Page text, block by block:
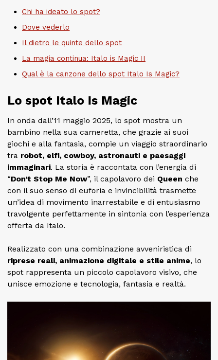
Chi ha ideato lo spot?
Dove vederlo
Il dietro le quinte dello spot
La magia continua: Italo is Magic II
Qual è la canzone dello spot Italo Is Magic?
Lo spot Italo Is Magic
In onda dall’11 maggio 2025, lo spot mostra un
bambino nella sua cameretta, che grazie ai suoi
giochi e alla fantasia, compie un viaggio straordinario
tra robot, elfi, cowboy, astronauti e paesaggi
immaginari. La storia è raccontata con l’energia di
“Don’t Stop Me Now”, il capolavoro dei Queen che
con il suo senso di euforia e invincibilità trasmette
un’idea di movimento inarrestabile e di entusiasmo
travolgente perfettamente in sintonia con l’esperienza
offerta da Italo.
Realizzato con una combinazione avveniristica di
riprese reali, animazione digitale e stile anime, lo
spot rappresenta un piccolo capolavoro visivo, che
unisce emozione e tecnologia, fantasia e realtà.